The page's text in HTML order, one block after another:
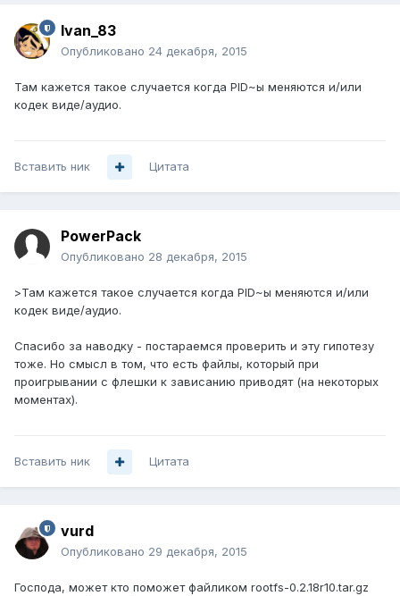
Ivan_83
Опубликовано 24 декабря, 2015
Там кажется такое случается когда PID~ы меняются и/или
кодек виде/аудио.
Вставить ник Цитата
PowerPack
Опубликовано 28 декабря, 2015
>Там кажется такое случается когда PID~ы меняются и/или
кодек виде/аудио.
Спасибо за наводку - постараемся проверить и эту гипотезу
тоже. Но смысл в том, что есть файлы, который при
проигрывании с флешки к зависанию приводят (на некоторых
моментах).
Вставить ник Цитата
vurd
Опубликовано 29 декабря, 2015
Господа, может кто поможет файликом rootfs-0.2.18r10.tar.gz